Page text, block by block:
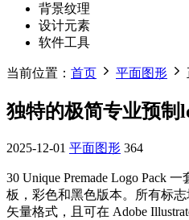
背景纹理
设计元素
软件工具
当前位置： 首页 平面图形
独特的极简专业预制
2025-12-01 平面图形 364
30 Unique Premade Logo Pack
板，彩色和黑色版本。所有标
矢量格式，且可在 Adobe